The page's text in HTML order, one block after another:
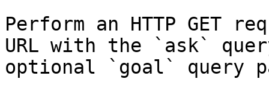
Perform an HTTP GET
URL with the `ask`
optional `goal` query